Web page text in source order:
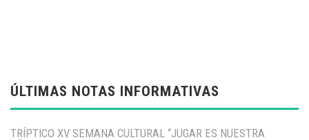
ÚLTIMAS NOTAS INFORMATIVAS
TRÍPTICO XV SEMANA CULTURAL “JUGAR ES NUESTRA